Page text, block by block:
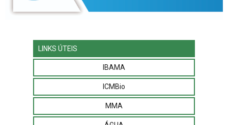
LINKS ÚTEIS
IBAMA
ICMBio
MMA